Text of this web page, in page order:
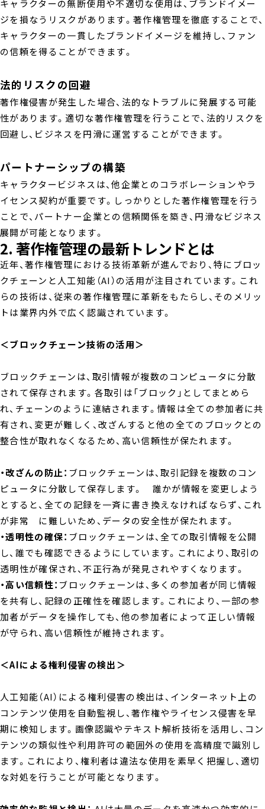
キャラクターの無断使用や不適切な使用は、ブランドイメー
ジを損なうリスクがあります。著作権管理を徹底することで、
キャラクターの一貫したブランドイメージを維持し、ファン
の信頼を得ることができます。
法的リスクの回避
著作権侵害が発生した場合、法的なトラブルに発展する可能
性があります。適切な著作権管理を行うことで、法的リスクを
回避し、ビジネスを円滑に運営することができます。
パートナーシップの構築
キャラクタービジネスは、他企業とのコラボレーションやラ
イセンス契約が重要です。しっかりとした著作権管理を行う
ことで、パートナー企業との信頼関係を築き、円滑なビジネス
展開が可能となります。
2. 著作権管理の最新トレンドとは
近年、著作権管理における技術革新が進んでおり、特にブロッ
クチェーンと人工知能（AI）の活用が注目されています。これ
らの技術は、従来の著作権管理に革新をもたらし、そのメリッ
トは業界内外で広く認識されています。
＜ブロックチェーン技術の活用＞
ブロックチェーンは、取引情報が複数のコンピュータに分散
されて保存されます。各取引は「ブロック」としてまとめら
れ、チェーンのように連結されます。情報は全ての参加者に共
有され、変更が難しく、改ざんすると他の全てのブロックとの
整合性が取れなくなるため、高い信頼性が保たれます。
・改ざんの防止： ブロックチェーンは、取引記録を複数のコン
ピュータに分散して保存します。 誰かが情報を変更しよう
とすると、全ての記録を一斉に書き換えなければならず、これ
が非常 に難しいため、データの安全性が保たれます。
・透明性の確保： ブロックチェーンは、全ての取引情報を公開
し、誰でも確認できるようにしています。これにより、取引の
透明性が確保され、不正行為が発見されやすくなります。
・高い信頼性： ブロックチェーンは、多くの参加者が同じ情報
を共有し、記録の正確性を確認します。これにより、一部の参
加者がデータを操作しても、他の参加者によって正しい情報
が守られ、高い信頼性が維持されます。
＜AIによる権利侵害の検出＞
人工知能（AI）による権利侵害の検出は、インターネット上の
コンテンツ使用を自動監視し、著作権やライセンス侵害を早
期に検知します。画像認識やテキスト解析技術を活用し、コン
テンツの類似性や利用許可の範囲外の使用を高精度で識別し
ます。これにより、権利者は違法な使用を素早く把握し、適切
な対処を行うことが可能となります。